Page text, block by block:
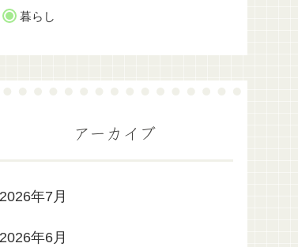
暮らし
アーカイブ
2026年7月
2026年6月